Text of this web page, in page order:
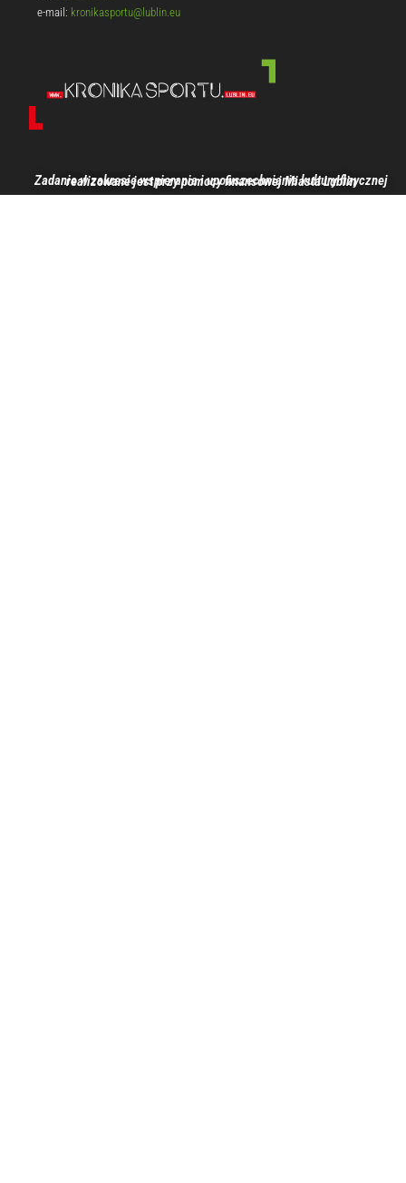
e-mail: kronikasportu@lublin.eu
Zadanie w zakresie wspierania i upowszechniania kultury fizycznej realizowane jest przy pomocy finansowej Miasta Lublin